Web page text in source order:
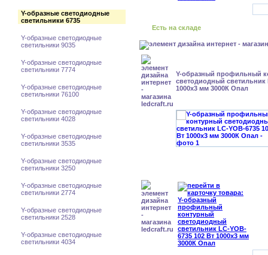
Y-образные светодиодные
светильники 6735
Y-образные светодиодные
светильники 9035
Y-образные светодиодные
светильники 7774
Y-образные светодиодные
светильники 76100
Y-образные светодиодные
светильники 4028
Y-образные светодиодные
светильники 3535
Y-образные светодиодные
светильники 3250
Y-образные светодиодные
светильники 2774
Y-образные светодиодные
светильники 2528
Y-образные светодиодные
светильники 4034
Есть на складе
Y-образный профильный
cветодиодный светильник
1000x3 мм 3000К Опал